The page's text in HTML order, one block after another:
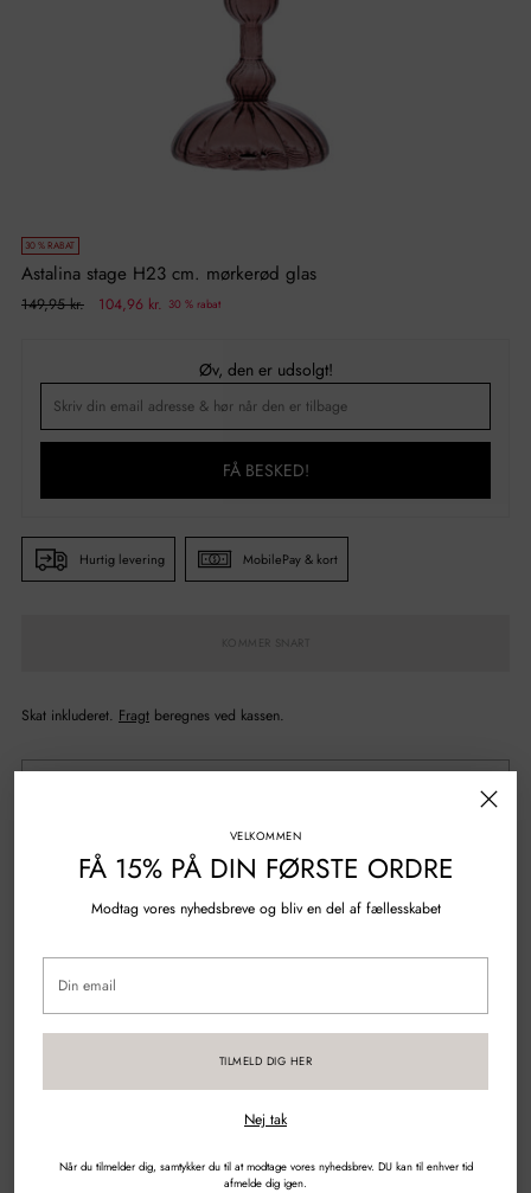
VELKOMMEN
FÅ 15% PÅ DIN FØRSTE ORDRE
Modtag vores nyhedsbreve og bliv en del af fællesskabet
email
TILMELD DIG HER
Nej tak
Når du tilmelder dig, samtykker du til at modtage vores nyhedsbrev. DU kan til enhver tid
afmelde dig igen.
30 % RABAT
Astalina stage H23 cm. mørkerød glas
Normal
149,95 kr. 104,96 kr. 30 % rabat
Øv, den er udsolgt!
FÅ BESKED!
Hurtig levering MobilePay & kort
KOMMER SNART
Skat inkluderet. Fragt beregnes ved kassen.
100% Genanvendt plastik
Spørgsmål?Skriv til os
Gratis fragt over 500 kr.
DEL